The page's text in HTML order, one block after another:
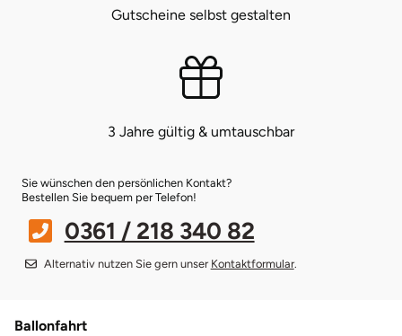
Gutscheine selbst gestalten
3 Jahre gültig & umtauschbar
Sie wünschen den persönlichen Kontakt?
Bestellen Sie bequem per Telefon!
0361 / 218 340 82
Alternativ nutzen Sie gern unser Kontaktformular.
Ballonfahrt
Pirna
Riesa
Ruhrgebiet
Unterwellenborn
Weimar
Weißenfels